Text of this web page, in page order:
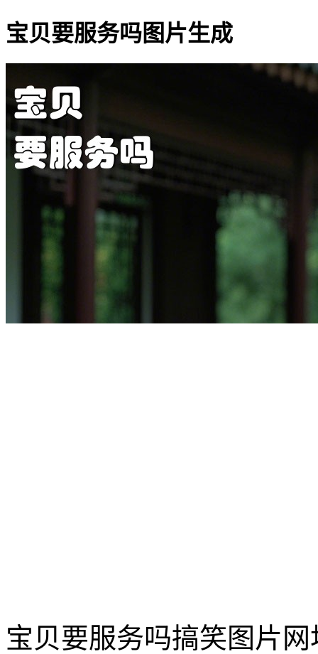
宝贝要服务吗图片生成
宝贝要服务吗搞笑图片网